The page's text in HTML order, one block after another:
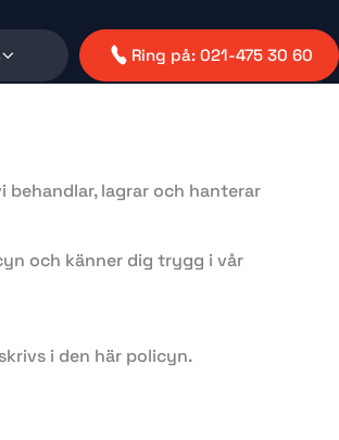
Ring på: 021-475 30 60
lagrar och hanterar
och känner dig trygg i vår
i den här policyn.